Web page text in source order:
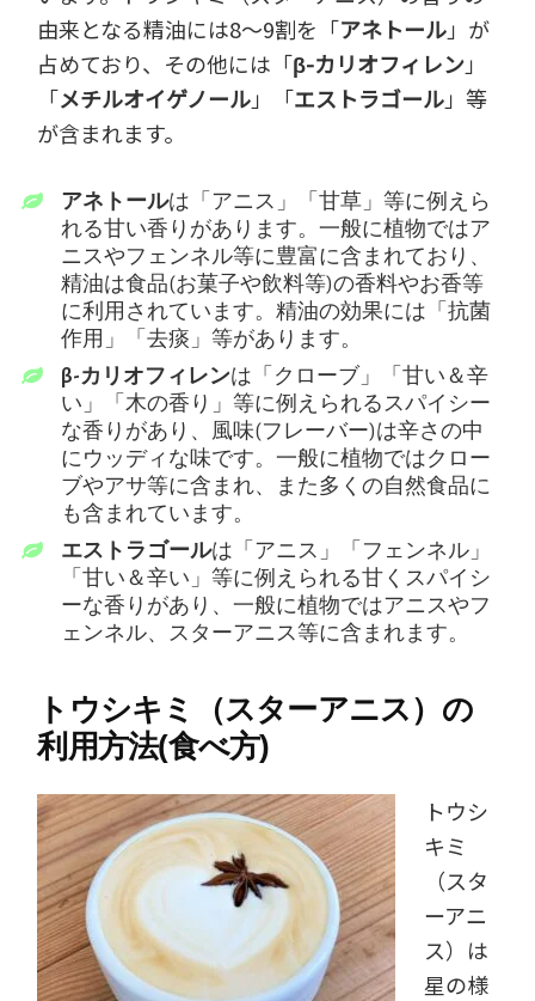
由来となる精油には8～9割を「アネトール」が
占めており、その他には「β-カリオフィレン」
「メチルオイゲノール」「エストラゴール」等
が含まれます。
アネトールは「アニス」「甘草」等に例えら
れる甘い香りがあります。一般に植物ではア
ニスやフェンネル等に豊富に含まれており、
精油は食品(お菓子や飲料等)の香料やお香等
に利用されています。精油の効果には「抗菌
作用」「去痰」等があります。
β-カリオフィレンは「クローブ」「甘い＆辛
い」「木の香り」等に例えられるスパイシー
な香りがあり、風味(フレーバー)は辛さの中
にウッディな味です。一般に植物ではクロー
ブやアサ等に含まれ、また多くの自然食品に
も含まれています。
エストラゴールは「アニス」「フェンネル」
「甘い＆辛い」等に例えられる甘くスパイシ
ーな香りがあり、一般に植物ではアニスやフ
ェンネル、スターアニス等に含まれます。
トウシキミ（スターアニス）の
利用方法(食べ方)
トウシ
キミ
（スタ
ーアニ
ス）は
星の様